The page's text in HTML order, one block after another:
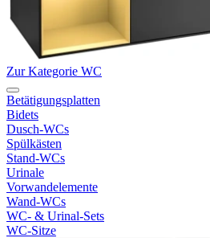
Zur Kategorie WC
Betätigungsplatten
Bidets
Dusch-WCs
Spülkästen
Stand-WCs
Urinale
Vorwandelemente
Wand-WCs
WC- & Urinal-Sets
WC-Sitze